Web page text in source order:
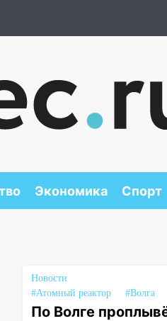
Экономика Спорт
Новости
#Атомный реактор
#Волга
По Волге